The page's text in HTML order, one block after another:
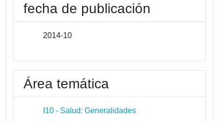
fecha de publicación
2014-10
Área temática
I10 - Salud: Generalidades